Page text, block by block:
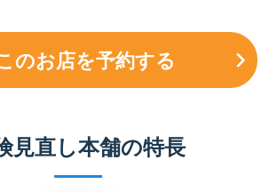
のお店を予約する
見直し本舗の特長